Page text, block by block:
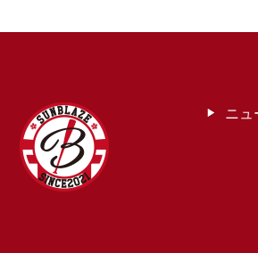
ー
ニュ